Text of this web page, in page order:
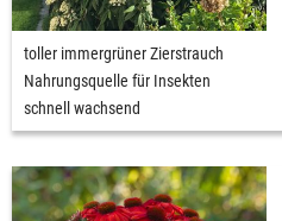
toller immergrüner Zierstrauch
Nahrungsquelle für Insekten
schnell wachsend